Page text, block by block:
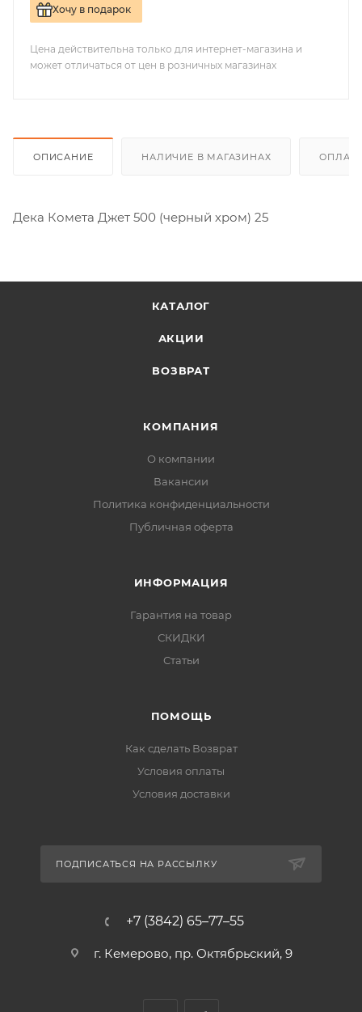
Хочу в подарок
Цена действительна только для интернет-магазина и
может отличаться от цен в розничных магазинах
ОПИСАНИЕ НАЛИЧИЕ В МАГАЗИНАХ
Дека Комета Джет 500 (черный хром) 25
КАТАЛОГ
АКЦИИ
ВОЗВРАТ
КОМПАНИЯ
О компании
Вакансии
Политика конфиденциальности
Публичная оферта
ИНФОРМАЦИЯ
Гарантия на товар
СКИДКИ
Статьи
ПОМОЩЬ
Как сделать Возврат
Условия оплаты
Условия доставки
ПОДПИСАТЬСЯ НА РАССЫЛКУ
+7 (3842) 65–77–55
г. Кемерово, пр. Октябрьский, 9